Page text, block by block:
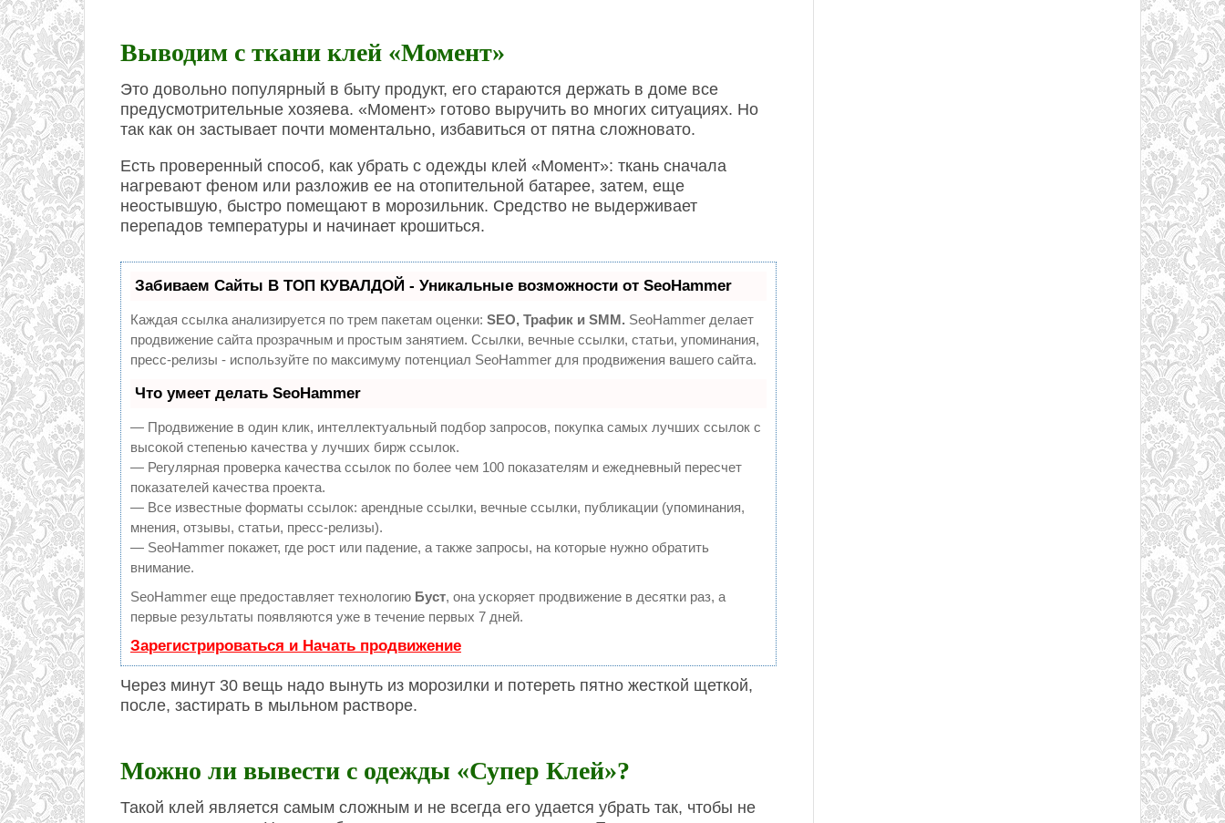
Выводим с ткани клей «Момент»
Это довольно популярный в быту продукт, его стараются держать в доме все
предусмотрительные хозяева. «Момент» готово выручить во многих ситуациях. Но
так как он застывает почти моментально, избавиться от пятна сложновато.
Есть проверенный способ, как убрать с одежды клей «Момент»: ткань сначала
нагревают феном или разложив ее на отопительной батарее, затем, еще
неостывшую, быстро помещают в морозильник. Средство не выдерживает
перепадов температуры и начинает крошиться.
Забиваем Сайты В ТОП КУВАЛДОЙ - Уникальные возможности от SeoHammer
Каждая ссылка анализируется по трем пакетам оценки: SEO, Трафик и SMM. SeoHammer делает
продвижение сайта прозрачным и простым занятием. Ссылки, вечные ссылки, статьи, упоминания,
пресс-релизы - используйте по максимуму потенциал SeoHammer для продвижения вашего сайта.
Что умеет делать SeoHammer
— Продвижение в один клик, интеллектуальный подбор запросов, покупка самых лучших ссылок с
высокой степенью качества у лучших бирж ссылок.
— Регулярная проверка качества ссылок по более чем 100 показателям и ежедневный пересчет
показателей качества проекта.
— Все известные форматы ссылок: арендные ссылки, вечные ссылки, публикации (упоминания,
мнения, отзывы, статьи, пресс-релизы).
— SeoHammer покажет, где рост или падение, а также запросы, на которые нужно обратить
внимание.
SeoHammer еще предоставляет технологию Буст, она ускоряет продвижение в десятки раз, а
первые результаты появляются уже в течение первых 7 дней.
Зарегистрироваться и Начать продвижение
Через минут 30 вещь надо вынуть из морозилки и потереть пятно жесткой щеткой,
после, застирать в мыльном растворе.
Можно ли вывести с одежды «Супер Клей»?
Такой клей является самым сложным и не всегда его удается убрать так, чтобы не